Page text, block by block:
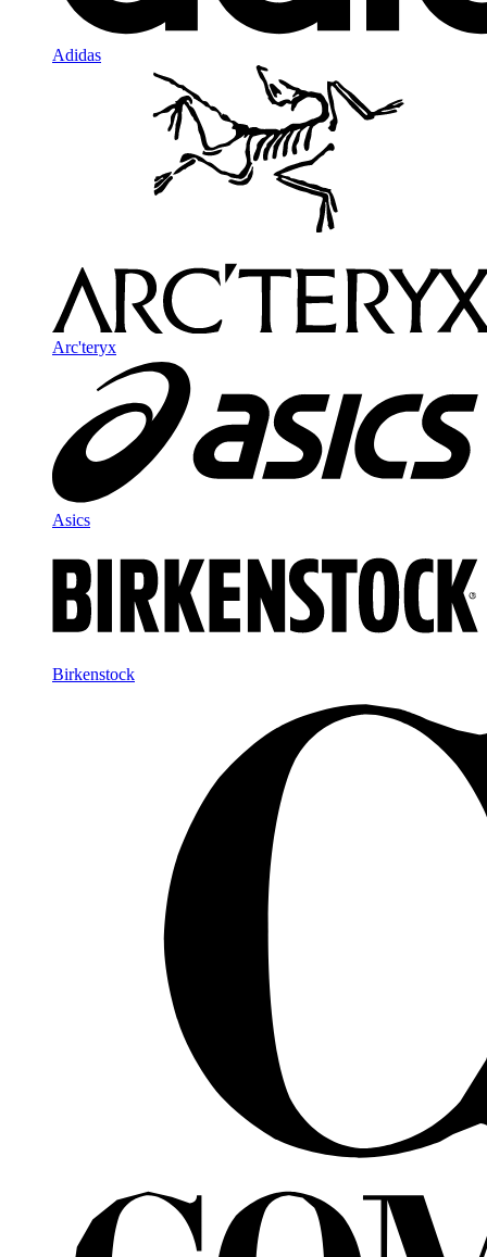
Adidas
Arc'teryx
Asics
Birkenstock